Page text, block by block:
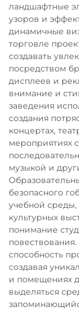
ландшафтные
узоров и
динамичные
торговле
создавать
посредством
дисплеев и
внимание и
заведения
создания
концертах,
мероприятиях
музыкой и
безопасного
учебной среды,
культурных
понимание
способность
создавая
и помещениях
выделяться